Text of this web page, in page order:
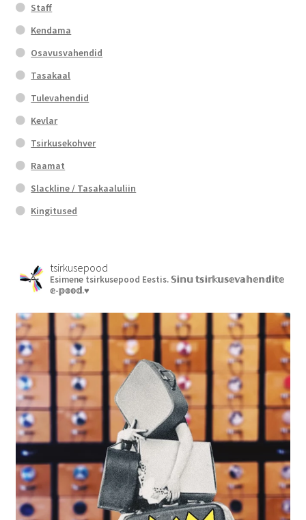
Staff
Kendama
Osavusvahendid
Tasakaal
Tulevahendid
Kevlar
Tsirkusekohver
Raamat
Slackline / Tasakaaluliin
Kingitused
tsirkusepood
Esimene tsirkusepood Eestis. 𝕊𝕚𝕟𝕦 𝕥𝕤𝕚𝕣𝕜𝕦𝕤𝕖𝕧𝕒𝕙𝕖𝕟𝕕𝕚𝕥𝕖
𝕖-𝕡𝕠𝕠𝕕.♥︎